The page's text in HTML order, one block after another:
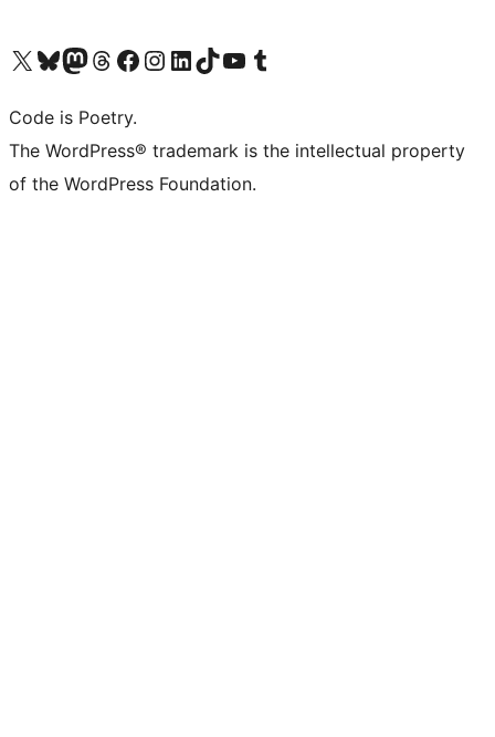
Visita il nostro account X (ex Twitter)
Visita il nostro account Bluesky
Visita il nostro account Mastodon
Visita il nostro account Threads
Visita la nostra pagina Facebook
Visita il nostro account Instagram
Visita il nostro account LinkedIn
Visita il nostro account TikTok
Visita il nostro canale YouTube
Visita il nostro account Tumblr
Code is Poetry.
The WordPress® trademark is the intellectual property
of the WordPress Foundation.